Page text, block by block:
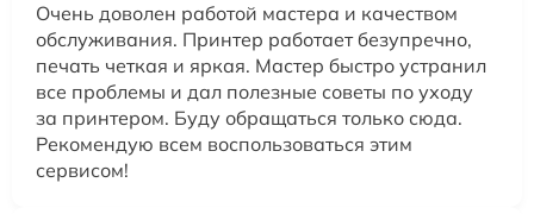
Очень доволен работой мастера и качеством
обслуживания. Принтер работает безупречно,
печать четкая и яркая. Мастер быстро устранил
все проблемы и дал полезные советы по уходу
за принтером. Буду обращаться только сюда.
Рекомендую всем воспользоваться этим
сервисом!